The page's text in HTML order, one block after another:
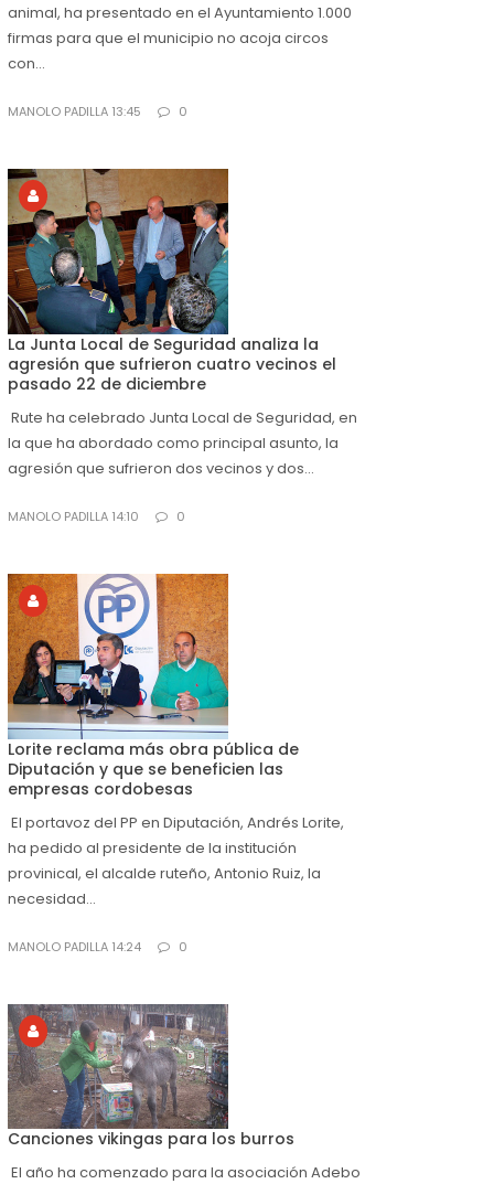
animal, ha presentado en el Ayuntamiento 1.000
firmas para que el municipio no acoja circos
con...
MANOLO PADILLA 13:45 0
La Junta Local de Seguridad analiza la
agresión que sufrieron cuatro vecinos el
pasado 22 de diciembre
Rute ha celebrado Junta Local de Seguridad, en
la que ha abordado como principal asunto, la
agresión que sufrieron dos vecinos y dos...
MANOLO PADILLA 14:10 0
Lorite reclama más obra pública de
Diputación y que se beneficien las
empresas cordobesas
El portavoz del PP en Diputación, Andrés Lorite,
ha pedido al presidente de la institución
provinical, el alcalde ruteño, Antonio Ruiz, la
necesidad...
MANOLO PADILLA 14:24 0
Canciones vikingas para los burros
El año ha comenzado para la asociación Adebo